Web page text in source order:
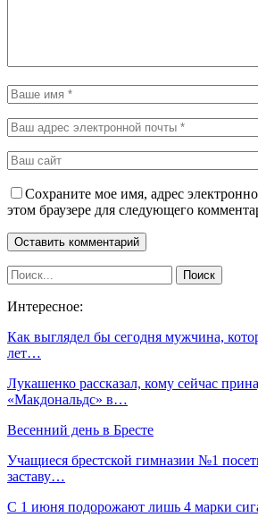
Сохраните мое имя, адрес
этом браузере для следующего
Интересное:
Как выглядел бы сегодня мужчина,
лет…
Лукашенко рассказал, кому сейчас
«Макдональдс» в…
Весенний день в Бресте
Учащиеся брестской гимназии №1
заставу…
С 1 июня подорожают лишь 4 марки